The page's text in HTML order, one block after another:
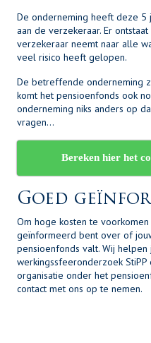
De onderneming heeft deze
aan de verzekeraar. Er
verzekeraar neemt naar alle
veel risico heeft gelopen.
De betreffende onderneming
komt het pensioenfonds ook
onderneming niks anders op
vragen…
Bereken hier het
Goed
Om hoge kosten te
geïnformeerd bent over of
pensioenfonds valt. Wij
werkingssfeeronderzoek
organisatie onder het
contact met ons op te nemen.